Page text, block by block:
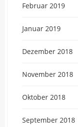
Februar 2019
Januar 2019
Dezember 2018
November 2018
Oktober 2018
September 2018